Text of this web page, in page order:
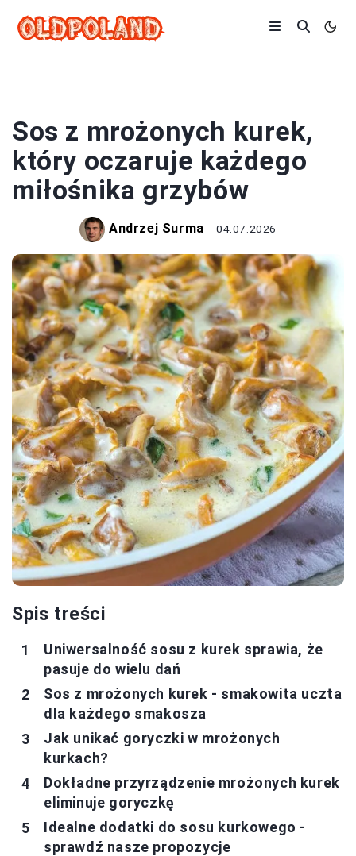
Sos z mrożonych kurek,
który oczaruje każdego
miłośnika grzybów
Andrzej Surma 04.07.2026
Spis treści
Uniwersalność sosu z kurek sprawia, że
pasuje do wielu dań
Sos z mrożonych kurek - smakowita uczta
dla każdego smakosza
Jak unikać goryczki w mrożonych
kurkach?
Dokładne przyrządzenie mrożonych kurek
eliminuje goryczkę
Idealne dodatki do sosu kurkowego -
sprawdź nasze propozycje